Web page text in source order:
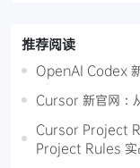
推荐阅读
OpenAI Codex
Cursor 新官网：
Cursor Project
Project Rules 实